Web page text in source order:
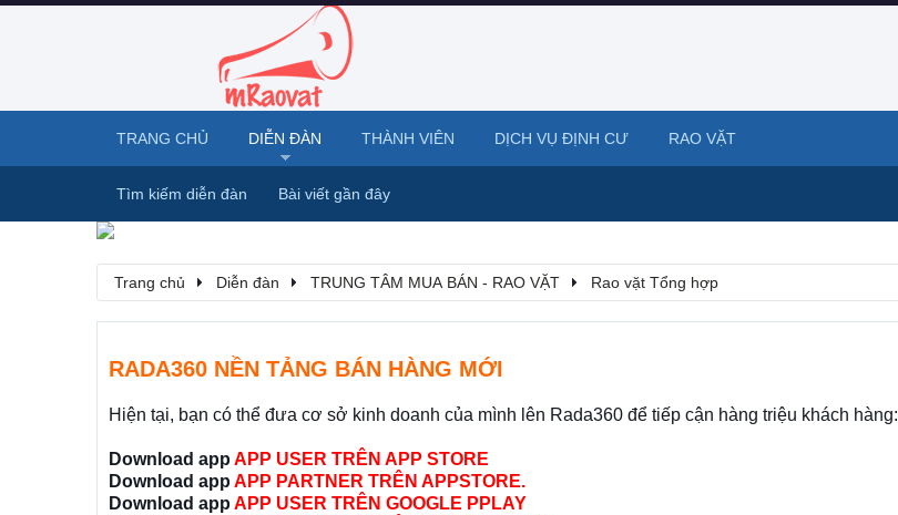
Trang chủ Diễn đàn TRUNG TÂM MUA BÁN - RAO VẶT Rao vặt Tổng hợp
RADA360 NỀN TẢNG BÁN HÀNG MỚI
Hiện tại, bạn có thể đưa cơ sở kinh doanh của mình lên Rada360 để tiếp cận hàng triệu khách hàng:
Download app APP USER TRÊN APP STORE
Download app APP PARTNER TRÊN APPSTORE.
Download app APP USER TRÊN GOOGLE PPLAY
TRANG CHỦ DIỄN ĐÀN
Tìm kiếm diễn đàn Bài viết gần đây
THÀNH VIÊN DỊCH VỤ ĐỊNH CƯ RAO VẶT